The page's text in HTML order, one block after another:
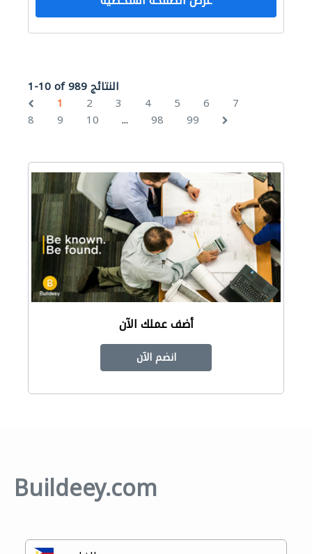
1-10 of 989 النتائج
1
2 3 4 5 6
7
8
9 10 ... 98 99
أضف عملك الآن
انضم الآن
Buildeey.com